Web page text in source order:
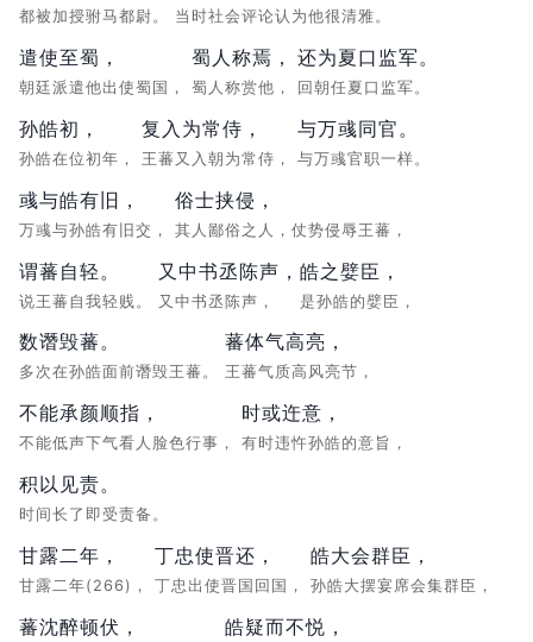
都被加授驸马都尉。 当时社会评论认为他很清雅。
遣使至蜀，
朝廷派遣他出使蜀国，
蜀人称焉，
蜀人称赏他，
还为夏口监军。
回朝任夏口监军。
孙皓初，
孙皓在位初年，
复入为常侍，
王蕃又入朝为常侍，
与万彧同官。
与万彧官职一样。
彧与皓有旧，
万彧与孙皓有旧交，
俗士挟侵，
其人鄙俗之人，仗势侵辱王蕃，
谓蕃自轻。
说王蕃自我轻贱。
又中书丞陈声，
又中书丞陈声，
皓之嬖臣，
是孙皓的嬖臣，
数谮毁蕃。
多次在孙皓面前谮毁王蕃。
蕃体气高亮，
王蕃气质高风亮节，
不能承颜顺指，
不能低声下气看人脸色行事，
时或迕意，
有时违忤孙皓的意旨，
积以见责。
时间长了即受责备。
甘露二年，
甘露二年(266)，
丁忠使晋还，
丁忠出使晋国回国，
皓大会群臣，
孙皓大摆宴席会集群臣，
蕃沈醉顿伏， 皓疑而不悦，